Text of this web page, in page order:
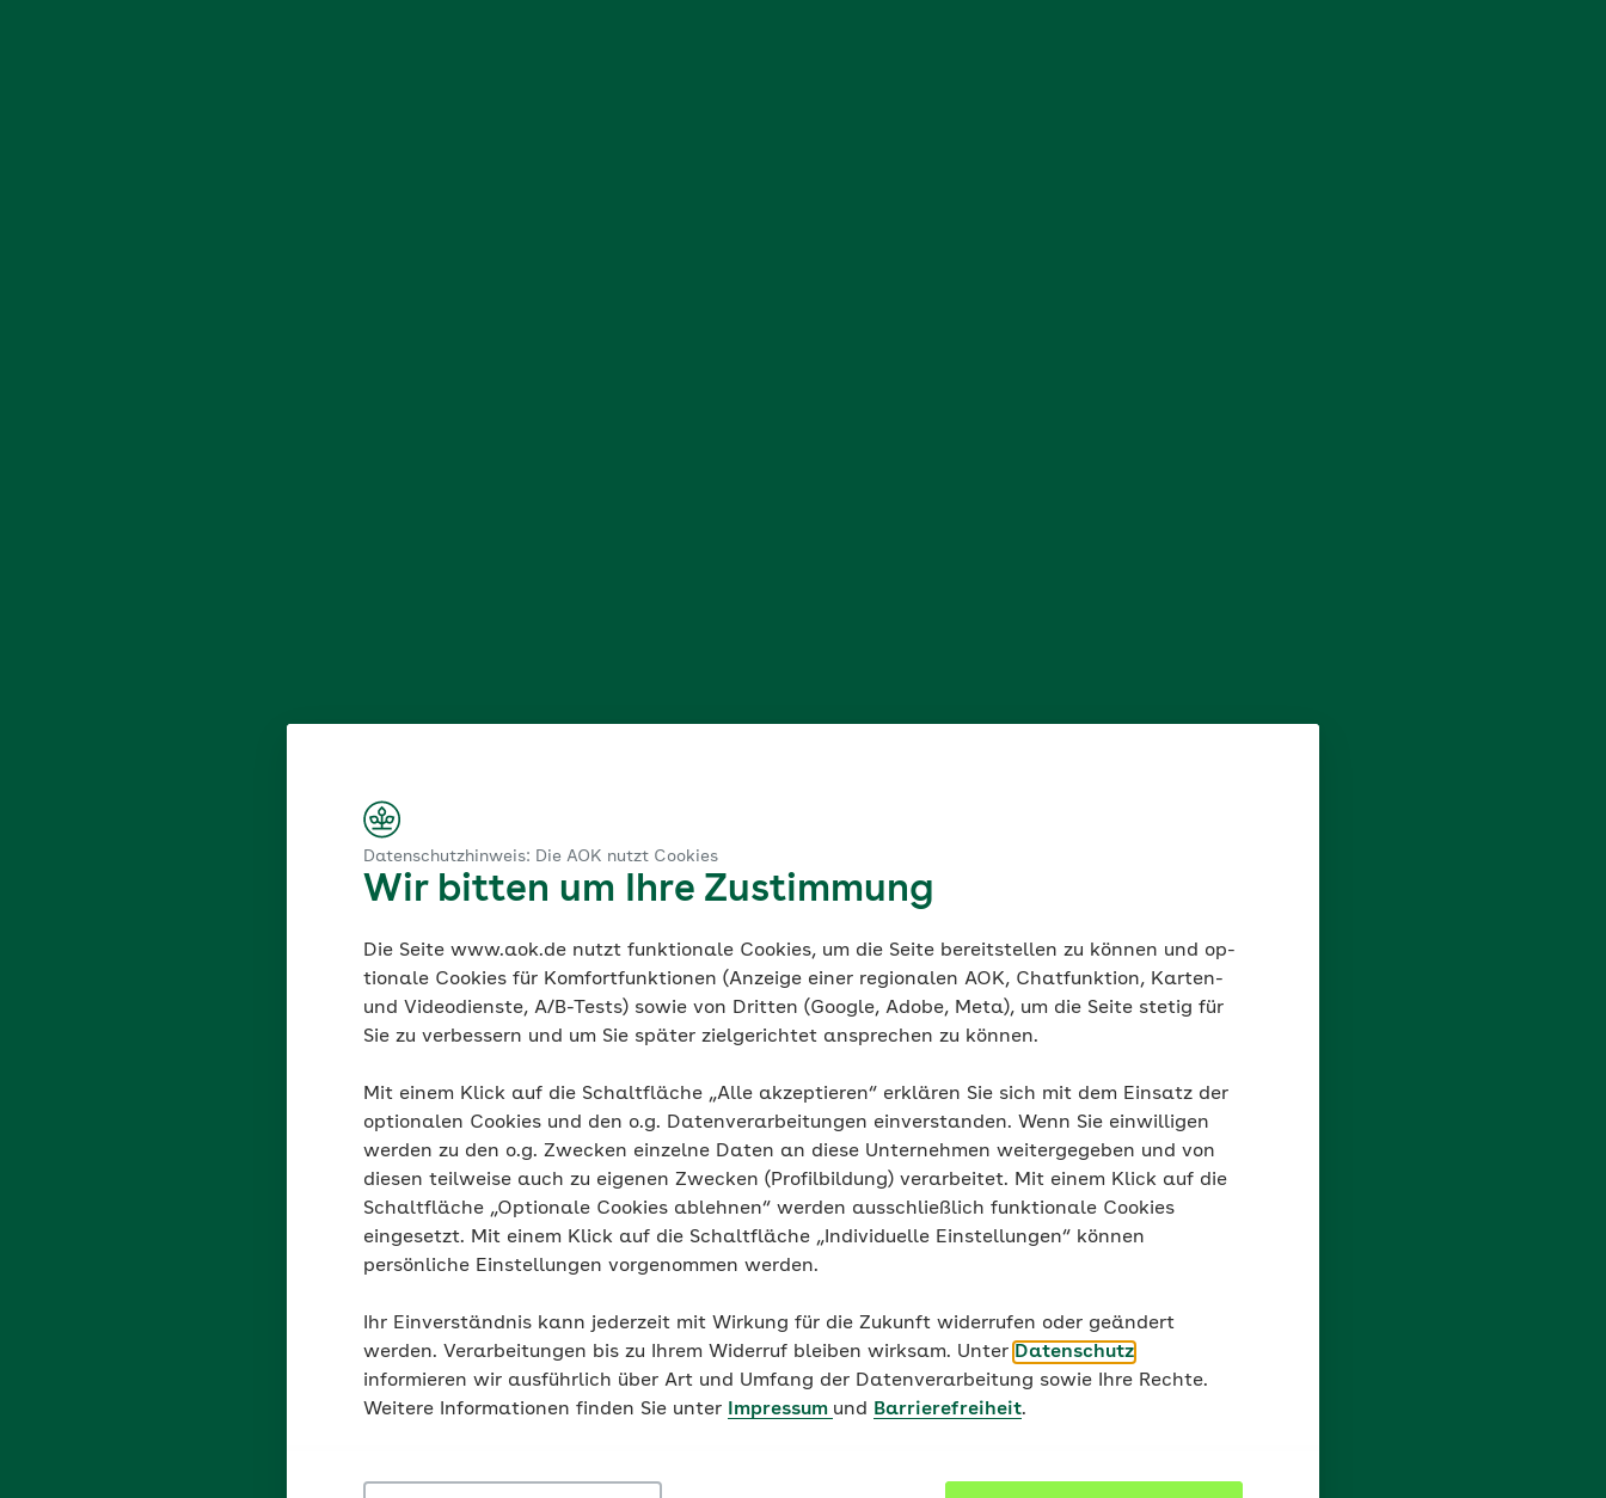
Datenschutzhinweis: Die AOK nutzt Cookies
Wir bitten um Ihre Zustimmung
Die Seite www.aok.de nutzt funktionale Cookies, um die Seite bereitstellen zu können und op-
tionale Cookies für Komfortfunktionen (Anzeige einer regionalen AOK, Chatfunktion, Karten-
und Videodienste, A/B-Tests) sowie von Dritten (Google, Adobe, Meta), um die Seite stetig für
Sie zu verbessern und um Sie später zielgerichtet ansprechen zu können.
Mit einem Klick auf die Schaltfläche „Alle akzeptieren“ erklären Sie sich mit dem Einsatz der
optionalen Cookies und den o.g. Datenverarbeitungen einverstanden. Wenn Sie einwilligen
werden zu den o.g. Zwecken einzelne Daten an diese Unternehmen weitergegeben und von
diesen teilweise auch zu eigenen Zwecken (Profilbildung) verarbeitet. Mit einem Klick auf die
Schaltfläche „Optionale Cookies ablehnen“ werden ausschließlich funktionale Cookies
eingesetzt. Mit einem Klick auf die Schaltfläche „Individuelle Einstellungen“ können
persönliche Einstellungen vorgenommen werden.
Ihr Einverständnis kann jederzeit mit Wirkung für die Zukunft widerrufen oder geändert
werden. Verarbeitungen bis zu Ihrem Widerruf bleiben wirksam. Unter Datenschutz
informieren wir ausführlich über Art und Umfang der Datenverarbeitung sowie Ihre Rechte.
Weitere Informationen finden Sie unter
Impressum und Barrierefreiheit.